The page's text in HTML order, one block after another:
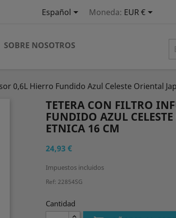
Español Moneda: EUR €
SOBRE NOSOTROS
0,6L Hierro Fundido Azul Celeste Oriental
TETERA CON FILTRO
FUNDIDO AZUL
ETNICA 16 CM
24,93 €
Impuestos incluidos
Ref: 22854SG
Cantidad